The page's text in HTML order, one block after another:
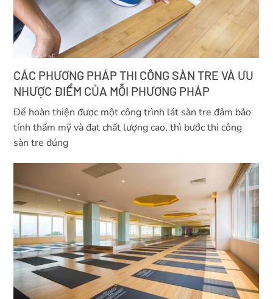
CÁC PHƯƠNG PHÁP THI CÔNG SÀN TRE VÀ ƯU
NHƯỢC ĐIỂM CỦA MỖI PHƯƠNG PHÁP
Để hoàn thiện được một công trình lát sàn tre đảm bảo
tính thẩm mỹ và đạt chất lượng cao, thì bước thi công
sàn tre đúng